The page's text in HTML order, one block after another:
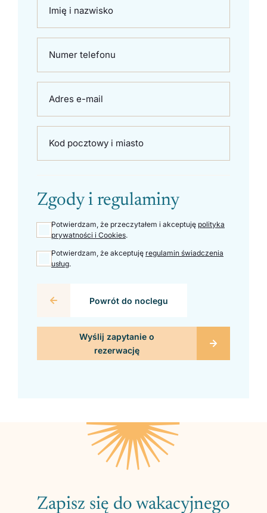
Imię i nazwisko
Numer telefonu
Adres e-mail
Kod pocztowy i miasto
Zgody i regulaminy
Potwierdzam, że przeczytałem i akceptuję polityka
prywatności i Cookies.
Potwierdzam, że akceptuję regulamin świadczenia
usług.
Powrót do noclegu
Zapisz się do wakacyjnego